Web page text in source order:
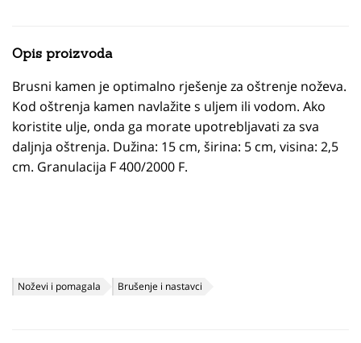
Opis proizvoda
Brusni kamen je optimalno rješenje za oštrenje noževa.
Kod oštrenja kamen navlažite s uljem ili vodom. Ako
koristite ulje, onda ga morate upotrebljavati za sva
daljnja oštrenja. Dužina: 15 cm, širina: 5 cm, visina: 2,5
cm. Granulacija F 400/2000 F.
Noževi i pomagala Brušenje i nastavci